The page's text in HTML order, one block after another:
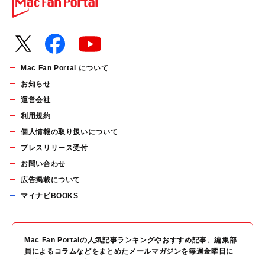
Mac Fan Portal について
お知らせ
運営会社
利用規約
個人情報の取り扱いについて
プレスリリース受付
お問い合わせ
広告掲載について
マイナビBOOKS
Mac Fan Portalの人気記事ランキングやおすすめ記事、編集部
員によるコラムなどをまとめたメールマガジンを毎週金曜日に